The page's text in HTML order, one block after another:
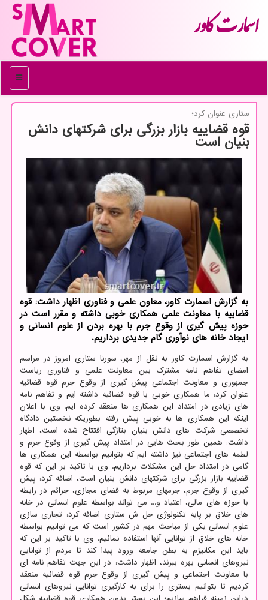
اسمارت كاور
منو
ستاری عنوان كرد؛
قوه قضاییه بازار بزرگی برای شرکتهای دانش
بنیان است
به گزارش اسمارت کاور، معاون علمی و فناوری اظهار داشت: قوه
قضاییه با معاونت علمی همکاری خوبی داشته و مقرر است در
حوزه پیش گیری از وقوع جرم با بهره بردن از علوم انسانی و
ایجاد خانه های نوآوری گام جدیدی برداریم.
به گزارش اسمارت کاور به نقل از مهر، سورنا ستاری امروز در مراسم
امضای تفاهم نامه مشترک بین معاونت علمی و فناوری ریاست
جمهوری و معاونت اجتماعی پیش گیری از وقوع جرم قوه قضائیه
عنوان کرد: ما همکاری خوبی با قوه قضائیه داشته ایم و تفاهم نامه
های زیادی در امتداد این همکاری ها منعقد کرده ایم. وی با اعلان
اینکه این همکاری ها به خوبی پیش رفته بطوریکه نخستین دادگاه
تخصصی شرکت های دانش بنیان بتازگی افتتاح شده است، اظهار
داشت: همین طور بحث هایی در امتداد پیش گیری از وقوع جرم و
لطمه های اجتماعی نیز داشته ایم که بتوانیم بواسطه این همکاری ها
گامی در امتداد حل این مشکلات برداریم. وی با تاکید بر این که قوه
قضاییه بازار بزرگی برای شرکتهای دانش بنیان است، اضافه کرد: پیش
گیری از وقوع جرم، جرمهای مربوط به فضای مجازی، جرائم در رابطه
با حوزه های مالی، اعتیاد و... می تواند بواسطه علوم انسانی در خانه
های خلاق بر پایه تکنولوژی حل ش ستاری اضافه کرد: تجاری سازی
علوم انسانی یکی از مباحث مهم در کشور است که می توانیم بواسطه
خانه های خلاق از توانایی آنها استفاده نمائیم. وی با تاکید بر این که
باید این مکانیزم به بطن جامعه ورود پیدا کند تا مردم از توانایی
نیروهای انسانی بهره ببرند، اظهار داشت: در این جهت تفاهم نامه ای
با معاونت اجتماعی و پیش گیری از وقوع جرم قوه قضائیه منعقد
کردیم تا بتوانیم بستری را برای به کارگیری توانایی نیروهای انسانی